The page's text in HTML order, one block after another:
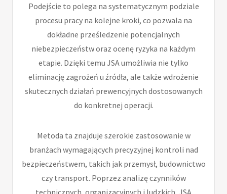
Podejście to polega na systematycznym podziale
procesu pracy na kolejne kroki, co pozwala na
dokładne prześledzenie potencjalnych
niebezpieczeństw oraz ocenę ryzyka na każdym
etapie. Dzięki temu JSA umożliwia nie tylko
eliminację zagrożeń u źródła, ale także wdrożenie
skutecznych działań prewencyjnych dostosowanych
do konkretnej operacji.
Metoda ta znajduje szerokie zastosowanie w
branżach wymagających precyzyjnej kontroli nad
bezpieczeństwem, takich jak przemysł, budownictwo
czy transport. Poprzez analizę czynników
technicznych, organizacyjnych i ludzkich, JSA